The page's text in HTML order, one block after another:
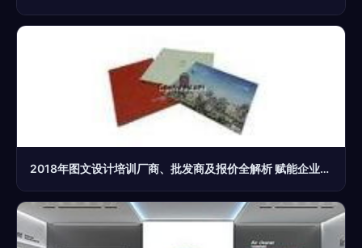
2018年图文设计培训厂商、批发商及报价全解析 赋能企业视觉竞争力